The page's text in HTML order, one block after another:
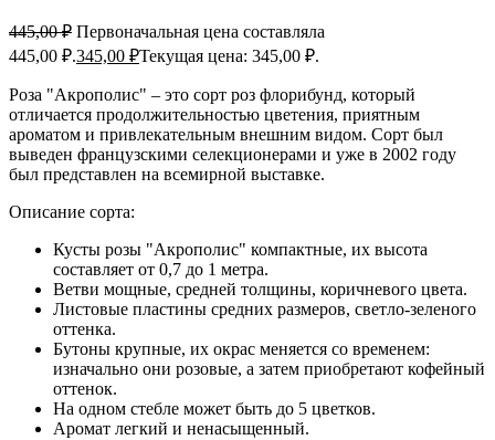
445,00₽ Первоначальная цена составляла
445,00 ₽.345,00 ₽Текущая цена: 345,00 ₽.
Роза "Акрополис" – это сорт роз флорибунд, который
отличается продолжительностью цветения, приятным
ароматом и привлекательным внешним видом. Сорт был
выведен французскими селекционерами и уже в 2002 году
был представлен на всемирной выставке.
Описание сорта:
Кусты розы "Акрополис" компактные, их высота
составляет от 0,7 до 1 метра.
Ветви мощные, средней толщины, коричневого цвета.
Листовые пластины средних размеров, светло-зеленого
оттенка.
Бутоны крупные, их окрас меняется со временем:
изначально они розовые, а затем приобретают кофейный
оттенок.
На одном стебле может быть до 5 цветков.
Аромат легкий и ненасыщенный.